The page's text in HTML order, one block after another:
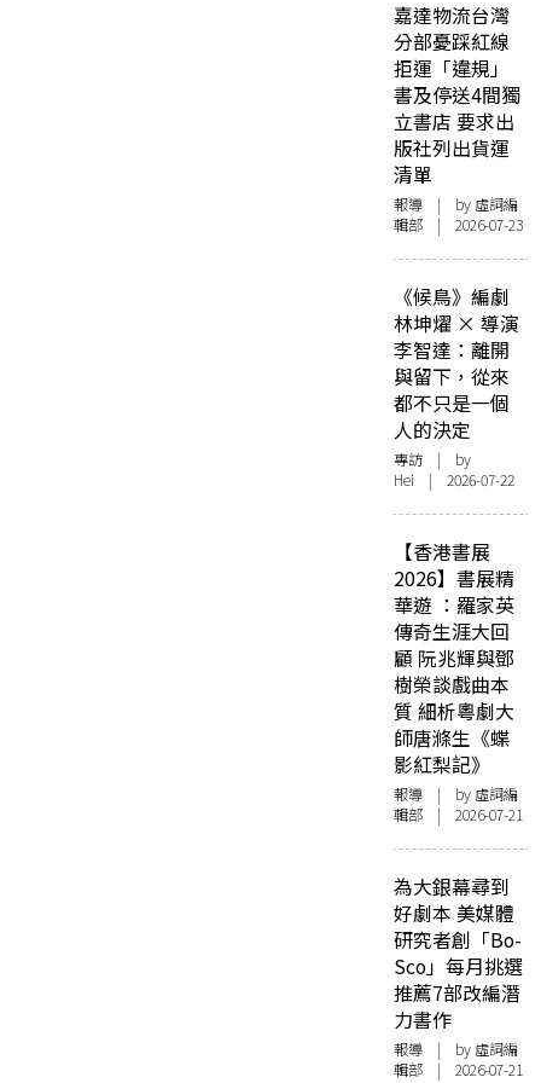
嘉達物流台灣
分部憂踩紅線
拒運「違規」
書及停送4間獨
立書店 要求出
版社列出貨運
清單
報導 | by 虛詞編
輯部 | 2026-07-23
《候鳥》編劇
林坤燿 × 導演
李智達：離開
與留下，從來
都不只是一個
人的決定
專訪 | by
Hei | 2026-07-22
【香港書展
2026】書展精
華遊 ：羅家英
傳奇生涯大回
顧 阮兆輝與鄧
樹榮談戲曲本
質 細析粵劇大
師唐滌生《蝶
影紅梨記》
報導 | by 虛詞編
輯部 | 2026-07-21
為大銀幕尋到
好劇本 美媒體
研究者創「Bo-
Sco」每月挑選
推薦7部改編潛
力書作
報導 | by 虛詞編
輯部 | 2026-07-21